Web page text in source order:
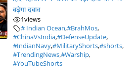
बढ़ेगा दबाव
1views
# Indian Ocean,#BrahMos,
#ChinaVsIndia,#DefenseUpdate,
#IndianNavy,#MilitaryShorts,#shorts,
#TrendingNews,#Warship,
#YouTubeShorts